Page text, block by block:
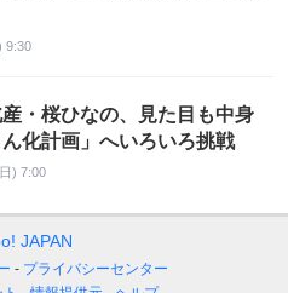
9:30
・桜ひなの、見た目も中身
化計画」へいろいろ挑戦
) 7:00
JAPAN
プライバシーセンター